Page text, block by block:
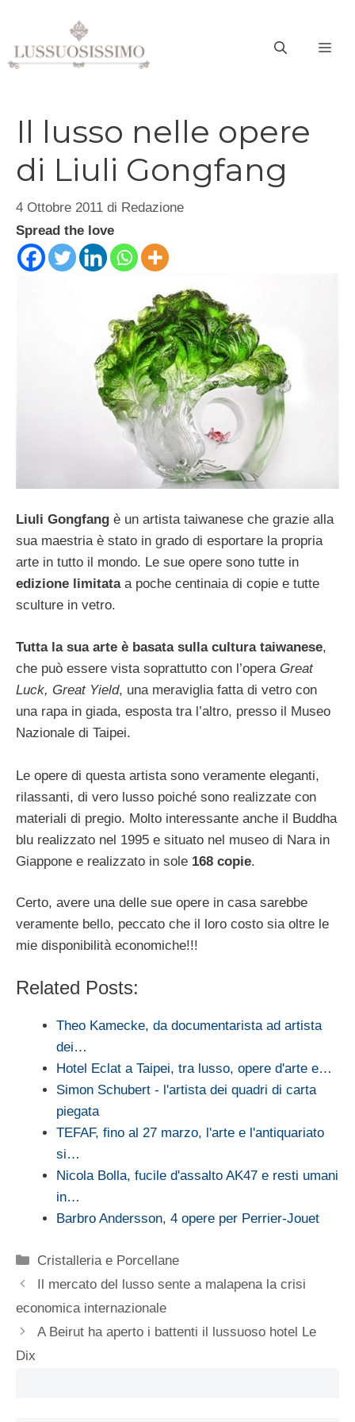
contenuto
Il lusso nelle opere
di Liuli Gongfang
4 Ottobre 2011 di Redazione
Spread the love
Liuli Gongfang è un artista taiwanese che grazie alla
sua maestria è stato in grado di esportare la propria
arte in tutto il mondo. Le sue opere sono tutte in
edizione limitataa poche centinaia di copie e tutte
sculture in vetro.
Tutta la sua arte è basata sulla cultura taiwanese,
che può essere vista soprattutto con l’opera Great
Luck, Great Yield, una meraviglia fatta di vetro con
una rapa in giada, esposta tra l’altro, presso il Museo
Nazionale di Taipei.
Le opere di questa artista sono veramente eleganti,
rilassanti, di vero lusso poiché sono realizzate con
materiali di pregio. Molto interessante anche il Buddha
blu realizzato nel 1995 e situato nel museo di Nara in
Giappone e realizzato in sole 168 copie.
Certo, avere una delle sue opere in casa sarebbe
veramente bello, peccato che il loro costo sia oltre le
mie disponibilità economiche!!!
Related Posts:
Theo Kamecke, da documentarista ad artista
dei…
Hotel Eclat a Taipei, tra lusso, opere d'arte e…
Simon Schubert - l'artista dei quadri di carta
piegata
TEFAF, fino al 27 marzo, l'arte e l'antiquariato
si…
Nicola Bolla, fucile d'assalto AK47 e resti umani
in…
Barbro Andersson, 4 opere per Perrier-Jouet
Categorie
Cristalleria e Porcellane
Il mercato del lusso sente a malapena la crisi
economica internazionale
A Beirut ha aperto i battenti il lussuoso hotel Le
Dix